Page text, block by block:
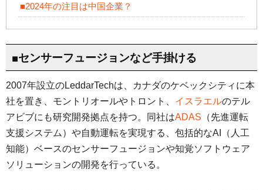
■2024年の注目は中国企業？
■センサーフュージョンなど手掛ける
2007年設立のLeddarTechは、カナダのケベックシティに本
社を置き、モントリオールやトロント、 イスラエルのテル
アビブにも研究開発拠点を持つ。同社はADAS （先進運転
支援システム）や自動運転を実現する、包括的なAI（人工
知能）ベースのセンサーフュージョンや知覚ソフトウェア
ソリューションの開発を行っている。